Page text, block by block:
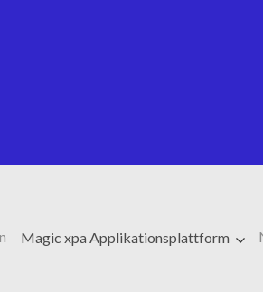
Magic xpa Applikationsplattform